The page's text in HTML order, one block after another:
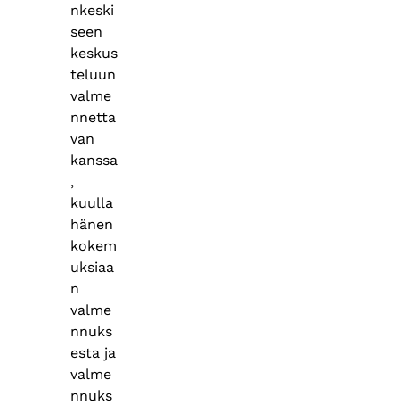
nkeski
seen
keskus
teluun
valme
nnetta
van
kanssa
,
kuulla
hänen
kokem
uksiaa
n
valme
nnuks
esta ja
valme
nnuks